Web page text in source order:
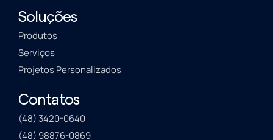
Soluções
Produtos
Serviços
Projetos Personalizados
Contatos
(48) 3420-0640
(48) 98876-0869